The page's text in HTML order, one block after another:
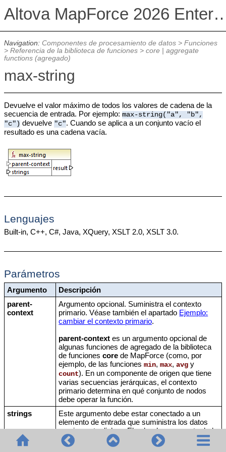
Altova MapForce 2026
Navigation: Componentes de procesamiento de datos> Funciones
> Referencia de la biblioteca de funciones> core | aggregate
functions (agregado)
max-string
Devuelve el valor máximo de todos los valores de cadena de la
secuencia de entrada. Por ejemplo: max-string("a", "b",
"c")devuelve "c". Cuando se aplica a un conjunto vacío el
resultado es una cadena vacía.
Lenguajes
Built-in, C++, C#, Java, XQuery, XSLT 2.0, XSLT 3.0.
Parámetros
Argumento
Descripción
parent-
context
Argumento opcional. Suministra el contexto
primario. Véase también el apartado Ejemplo:
cambiar el contexto primario.
parent-context es un argumento opcional de
algunas funciones de agregado de la biblioteca
de funcionescore de MapForce (como, por
ejemplo, de las funcionesmin,max,avg y
count). En un componente de origen que tiene
varias secuencias jerárquicas, el contexto
primario determina en qué conjunto de nodos
debe operar la función.
strings
Este argumento debe estar conectado a un
elemento de entrada que suministra los datos
propiamente dichos. El valor de argumento dado
debe ser una secuencia (cero o varios) de
xs:string